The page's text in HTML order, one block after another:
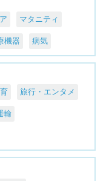
マタニティ
機器 病気
旅行・エンタメ
輸